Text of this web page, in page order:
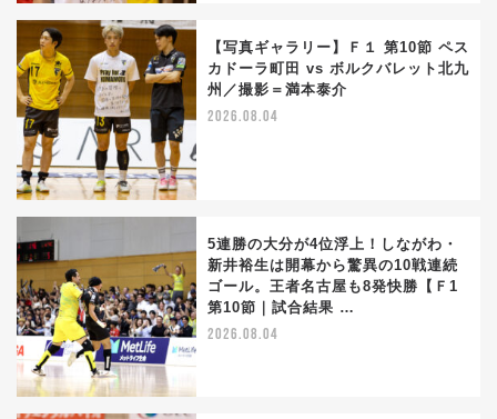
【写真ギャラリー】Ｆ１ 第10節 ペス
カドーラ町田 vs ボルクバレット北九
州／撮影＝満本泰介
2026.08.04
5連勝の大分が4位浮上！しながわ・
新井裕生は開幕から驚異の10戦連続
ゴール。王者名古屋も8発快勝【Ｆ1
第10節｜試合結果 …
2026.08.04